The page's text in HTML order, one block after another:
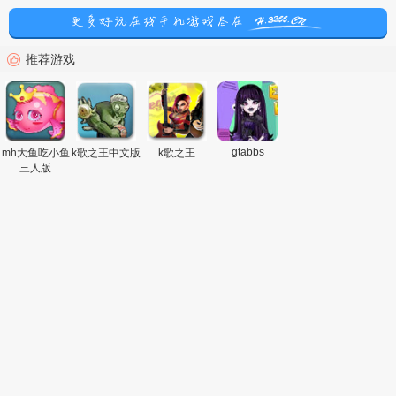
推荐游戏
mh大鱼吃小鱼
三人版
k歌之王中文版 k歌之王 gtabbs